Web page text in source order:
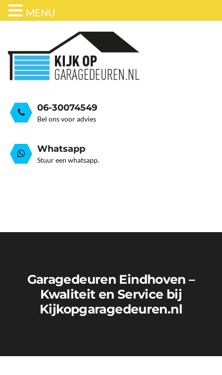
GRATIS ADVIESGESPREK
OVER ONS
GARAGEDEUREN
STALEN GARAGE KANTELDEUREN
06-30074549
Bel ons voor advies
Whatsapp
Stuur een whatsapp.
Garagedeuren Eindhoven –
Kwaliteit en Service bij
Kijkopgaragedeuren.nl
MENU